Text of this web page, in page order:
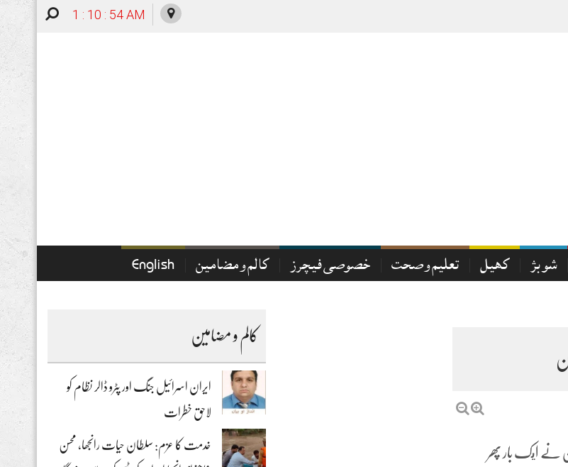
1 : 10 : 55 AM
شوبز کھیل تعلیم و صحت خصوصی فیچرز کالم و مضامین English
نے ايک بار پھر
کالم و مضامین
ایران اسرائیل جنگ اور پٹرو ڈالر نظام کو
لاحق خطرات
خدمت کا عزم: سلطان حیات رانجھا، محسن